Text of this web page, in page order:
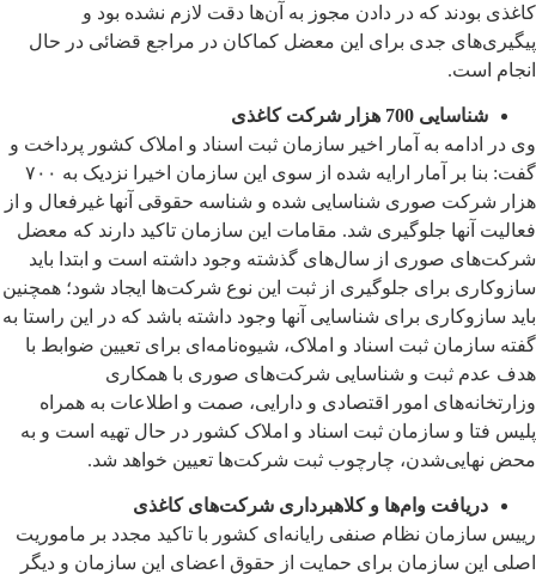
کاغذی بودند که در دادن مجوز به آن‌ها دقت لازم نشده بود و
پیگیری‌های جدی برای این معضل کماکان در مراجع قضائی در حال
انجام است.
شناسایی 700 هزار شرکت کاغذی
وی در ادامه به آمار اخیر سازمان ثبت اسناد و املاک کشور پرداخت و
گفت: بنا بر آمار ارایه شده از سوی این سازمان اخیرا نزدیک به ۷۰۰
هزار شرکت صوری شناسایی شده و شناسه حقوقی آنها غیرفعال و از
فعالیت آنها جلوگیری شد. مقامات این سازمان تاکید دارند که معضل
شرکت‌های صوری از سال‌های گذشته وجود داشته است و ابتدا باید
سازوکاری برای جلوگیری از ثبت این نوع شرکت‌ها ایجاد شود؛ همچنین
باید سازوکاری برای شناسایی آنها وجود داشته باشد که در این راستا به
گفته سازمان ثبت اسناد و املاک، شیوه‌نامه‌ای برای تعیین ضوابط با
هدف عدم ثبت و شناسایی شرکت‌های صوری با همکاری
وزارتخانه‌های امور اقتصادی و دارایی، صمت و اطلاعات به همراه
پلیس فتا و سازمان ثبت اسناد و املاک کشور در حال تهیه است و به
محض نهایی‌شدن، چارچوب ثبت شرکت‌ها تعیین خواهد شد.
دریافت وام‌ها و کلاهبرداری شرکت‌های کاغذی
رییس سازمان نظام صنفی رایانه‌ای کشور با تاکید مجدد بر ماموریت
اصلی این سازمان برای حمایت از حقوق اعضای این سازمان و دیگر